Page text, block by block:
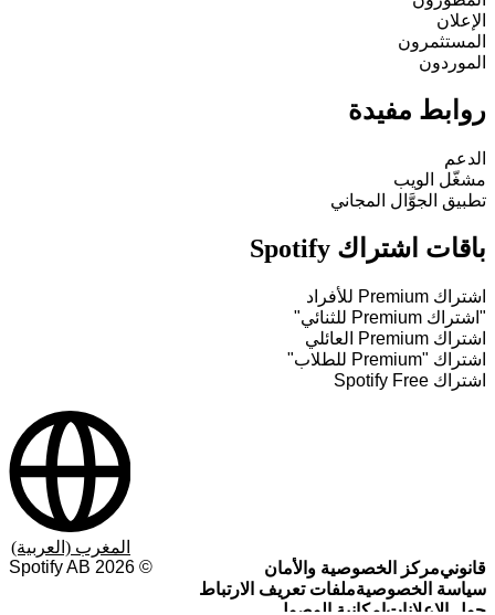
الإعلان
المستثمرون
الموردون
روابط مفيدة
الدعم
مشغّل الويب
تطبيق الجوَّال المجاني
باقات اشتراك Spotify
اشتراك Premium للأفراد
"اشتراك Premium للثنائي"
اشتراك Premium العائلي
اشتراك "Premium للطلاب"
اشتراك Spotify Free
قانونيمركز الخصوصية والأمان
سياسة الخصوصيةملفات تعريف الارتباط
حول الإعلاناتإمكانية الوصول
©
2026
المغرب (العربية)